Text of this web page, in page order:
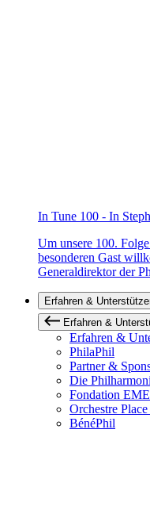
In Tune 100 - In
Um unsere 100.
besonderen Gast
Generaldirektor der
Erfahren &
Erfahren &
Erfahren &
PhilaPhil
Partner &
Die
Fondation EME
Orchestre
BénéPhil